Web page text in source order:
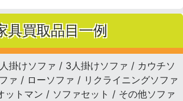
具買取品目一例
掛けソファ / 3人掛けソファ / カウチソ
ァ / ローソファ / リクライニングソファ
ットマン / ソファセット / その他ソファ